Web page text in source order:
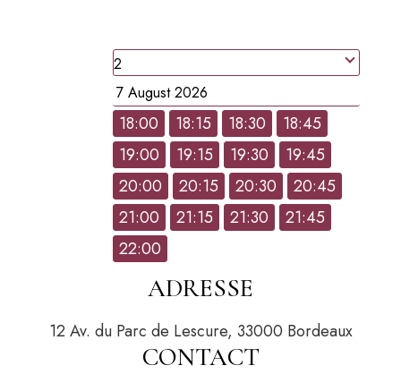
18:00 18:15 18:30
18:45
19:00
19:15 19:30
19:45
20:00
20:15 20:30
20:45
21:00
21:15 21:30
21:45
22:00
ADRESSE
12 Av. du Parc de Lescure, 33000 Bordeaux
CONTACT